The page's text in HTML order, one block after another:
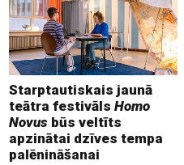
Starptautiskais jaunā
teātra festivālsHomo
Novus būs veltīts
apzinātai dzīves tempa
palēnināšanai